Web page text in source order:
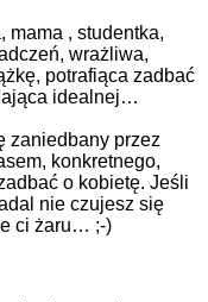
mama , studentka,
wrażliwa,
potrafiąca zadbać
idealnej…
zaniedbany przez
konkretnego,
o kobietę. Jeśli
nie czujesz się
ci żaru… ;-)